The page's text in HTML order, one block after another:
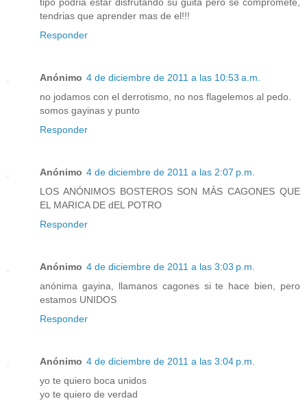
tendrias que aprender mas de el!!!
Responder
Anónimo 4 de diciembre de 2011 a las 10:53 a.m.
no jodamos con el derrotismo, no nos flagelemos al pedo.
somos gayinas y punto
Responder
Anónimo 4 de diciembre de 2011 a las 2:07 p.m.
LOS ANÓNIMOS BOSTEROS SON MÁS CAGONES QUE
EL MARICA DE dEL POTRO
Responder
Anónimo 4 de diciembre de 2011 a las 3:03 p.m.
anónima gayina, llamanos cagones si te hace bien, pero
estamos UNIDOS
Responder
Anónimo 4 de diciembre de 2011 a las 3:04 p.m.
yo te quiero boca unidos
yo te quiero de verdad